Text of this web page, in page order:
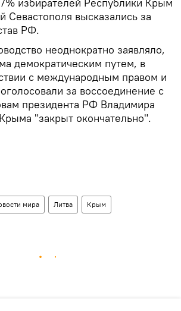
Севастополя высказались за
РФ.
неоднократно заявляло,
демократическим путем, в
с международным правом и
за воссоединение с
президента РФ Владимира
"закрыт окончательно".
мира Литва Крым